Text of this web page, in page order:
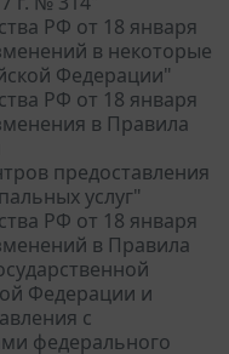
РФ от 18 января
в некоторые
Федерации"
РФ от 18 января
в Правила
предоставления
услуг"
РФ от 18 января
в Правила
Федерации и
с
федерального